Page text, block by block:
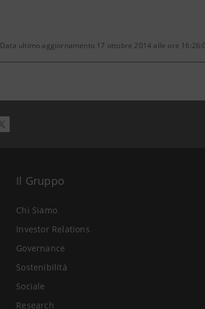
Data ultimo aggiornamento 17 ottobre 2014 alle ore
Il Gruppo
Chi Siamo
Investor Relations
Governance
Sostenibilità
Sociale
Research